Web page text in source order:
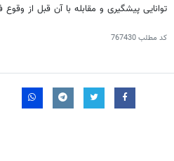
توانایی پیشگیری و مقابله با آن قبل از
کد مطلب767430